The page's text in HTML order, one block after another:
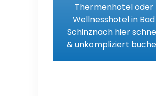
Thermenhotel oder
Wellnesshotel in Bad
Schinznach hier
& unkompliziert